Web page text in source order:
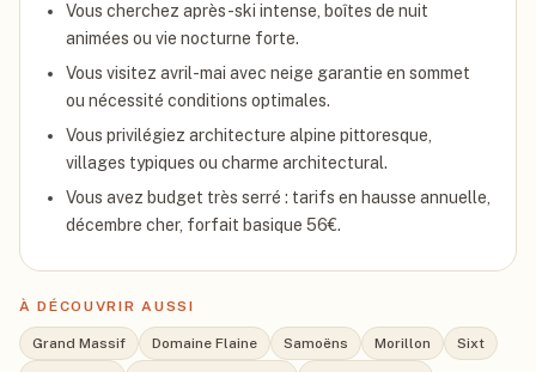
Vous cherchez après-ski intense, boîtes de nuit
animées ou vie nocturne forte.
Vous visitez avril-mai avec neige garantie en sommet
ou nécessité conditions optimales.
Vous privilégiez architecture alpine pittoresque,
villages typiques ou charme architectural.
Vous avez budget très serré : tarifs en hausse annuelle,
décembre cher, forfait basique 56€.
À DÉCOUVRIR AUSSI
Grand Massif Domaine Flaine Samoëns Morillon
Sixt